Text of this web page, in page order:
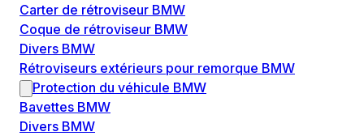
Carter de rétroviseur BMW
Coque de rétroviseur BMW
Divers BMW
Rétroviseurs extérieurs pour remorque BMW
Protection du véhicule BMW
Bavettes BMW
Divers BMW